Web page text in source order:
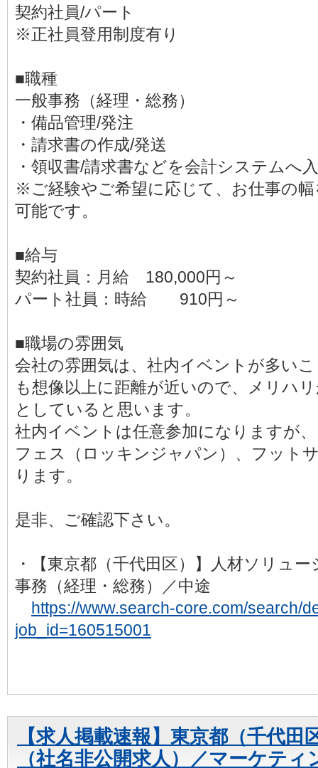
契約社員/パート
※正社員登用制度有り
■職種
一般事務（経理・総務）
・備品管理/発注
・請求書の作成/発送
・領収書/請求書などを会計システムへ
※ご経験やご希望に応じて、お仕事の
可能です。
■給与
契約社員：月給 180,000円～
パート社員：時給 910円～
■職場の雰囲気
会社の雰囲気は、社内イベントが多い
も想像以上に距離が近いので、メリハ
としていると思います。
社内イベントは任意参加になりますが
フェス（ロッキンジャパン）、フット
ります。
是非、ご確認下さい。
・【東京都（千代田区）】人材ソリュ
事務（経理・総務）／中途
https://www.search-core.com/search/
job_id=160515001
【求人掲載速報】東京都（千代田
（社名非公開求人）／マーケテ